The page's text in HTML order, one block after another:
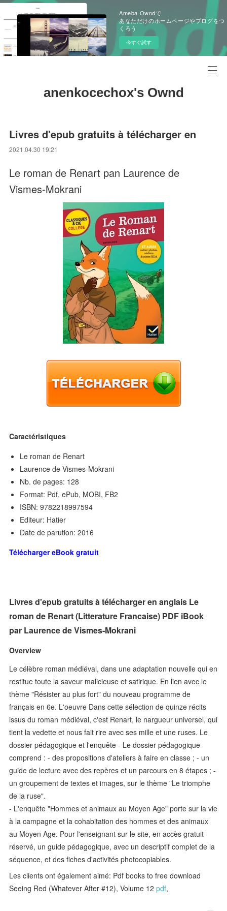
Ameba Owndで
あなただけのホームページやブログをつ
くろう
今すぐ試す
anenkocechox's Ownd
Livres d'epub gratuits à télécharger en
2021.04.30 19:21
Le roman de Renart pan Laurence de
Vismes-Mokrani
Caractéristiques
Le roman de Renart
Laurence de Vismes-Mokrani
Nb. de pages: 128
Format: Pdf, ePub, MOBI, FB2
ISBN: 9782218997594
Editeur: Hatier
Date de parution: 2016
Télécharger eBook gratuit
Livres d'epub gratuits à télécharger en anglais Le
roman de Renart (Litterature Francaise) PDF iBook
par Laurence de Vismes-Mokrani
Overview
Le célèbre roman médiéval, dans une adaptation nouvelle qui en
restitue toute la saveur malicieuse et satirique. En lien avec le
thème "Résister au plus fort" du nouveau programme de
français en 6e. L'oeuvre Dans cette sélection de quinze récits
issus du roman médiéval, c'est Renart, le nargueur universel, qui
tient la vedette et nous fait rire avec ses mille et une ruses. Le
dossier pédagogique et l'enquête - Le dossier pédagogique
comprend : - des propositions d'ateliers à faire en classe ; - un
guide de lecture avec des repères et un parcours en 8 étapes ; -
un groupement de textes et images, sur le thème "Le triomphe
de la ruse".
- L'enquête "Hommes et animaux au Moyen Age" porte sur la vie
à la campagne et la cohabitation des hommes et des animaux
au Moyen Age. Pour l'enseignant sur le site, en accès gratuit
réservé, un guide pédagogique, avec un descriptif complet de la
séquence, et des fiches d'activités photocopiables.
Les clients ont également aimé: Pdf books to free download
Seeing Red (Whatever After #12), Volume 12pdf,